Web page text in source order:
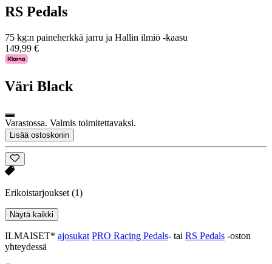
RS Pedals
75 kg:n paineherkkä jarru ja Hallin ilmiö -kaasu
149,99 €
Väri Black
Varastossa. Valmis toimitettavaksi.
Lisää ostoskoriin
Erikoistarjoukset (1)
Näytä kaikki
ILMAISET* ajosukat PRO Racing Pedals- tai RS Pedals -oston
yhteydessä